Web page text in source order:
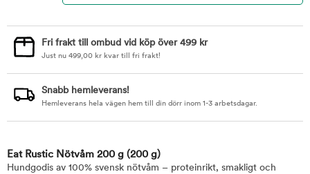
Fri frakt till ombud vid köp över 499 kr
Just nu 499,00 kr kvar till fri frakt!
Snabb hemleverans!
Hemleverans hela vägen hem till din dörr inom 1-3 arbetsdagar.
Eat Rustic Nötvåm 200 g (200 g)
Hundgodis av 100% svensk nötvåm – proteinrikt, smakligt och